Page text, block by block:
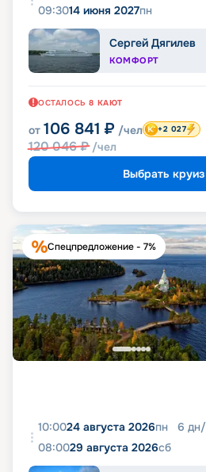
09:3014 июня 2027пн
Сергей Дягилев
КОМФОРТ
ОСТАЛОСЬ 8 КАЮТ
от 106 841 ₽ /чел
120 046₽ /чел
+2 027
Выбрать круиз
Спецпредложение - 7%
10:0024 августа 2026пн 6 дн/
08:0029 августа 2026сб